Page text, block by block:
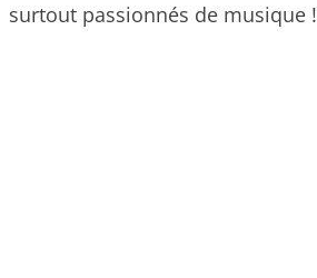
surtout passionnés de musique !